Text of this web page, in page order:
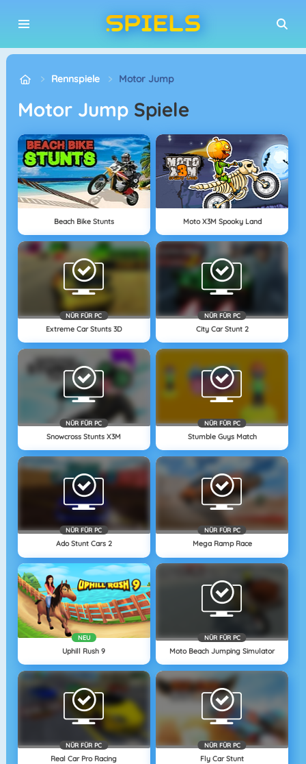
Rennspiele Motor Jump
Motor Jump Spiele
Beach Bike Stunts Moto X3M Spooky Land
NÜR FÜR PC
Extreme Car Stunts 3D
NÜR FÜR PC
City Car Stunt 2
NÜR FÜR PC
Snowcross Stunts X3M
NÜR FÜR PC
Stumble Guys Match
NÜR FÜR PC
Ado Stunt Cars 2
NÜR FÜR PC
Mega Ramp Race
NEU
Uphill Rush 9
NÜR FÜR PC
Moto Beach Jumping Simulator
NÜR FÜR PC
Real Car Pro Racing
NÜR FÜR PC
Fly Car Stunt